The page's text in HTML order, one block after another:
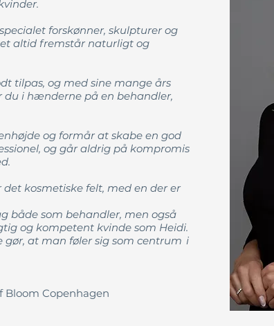
forskønner, skulpturer og
altid fremstår naturligt og
tilpas, og med sine mange års
du i hænderne på en behandler,
og formår at skabe en god
og går aldrig på kompromis
kosmetiske felt, med en der er
både som behandler, men også
og kompetent kvinde som Heidi.
at man føler sig som centrum i
Bloom Copenhagen